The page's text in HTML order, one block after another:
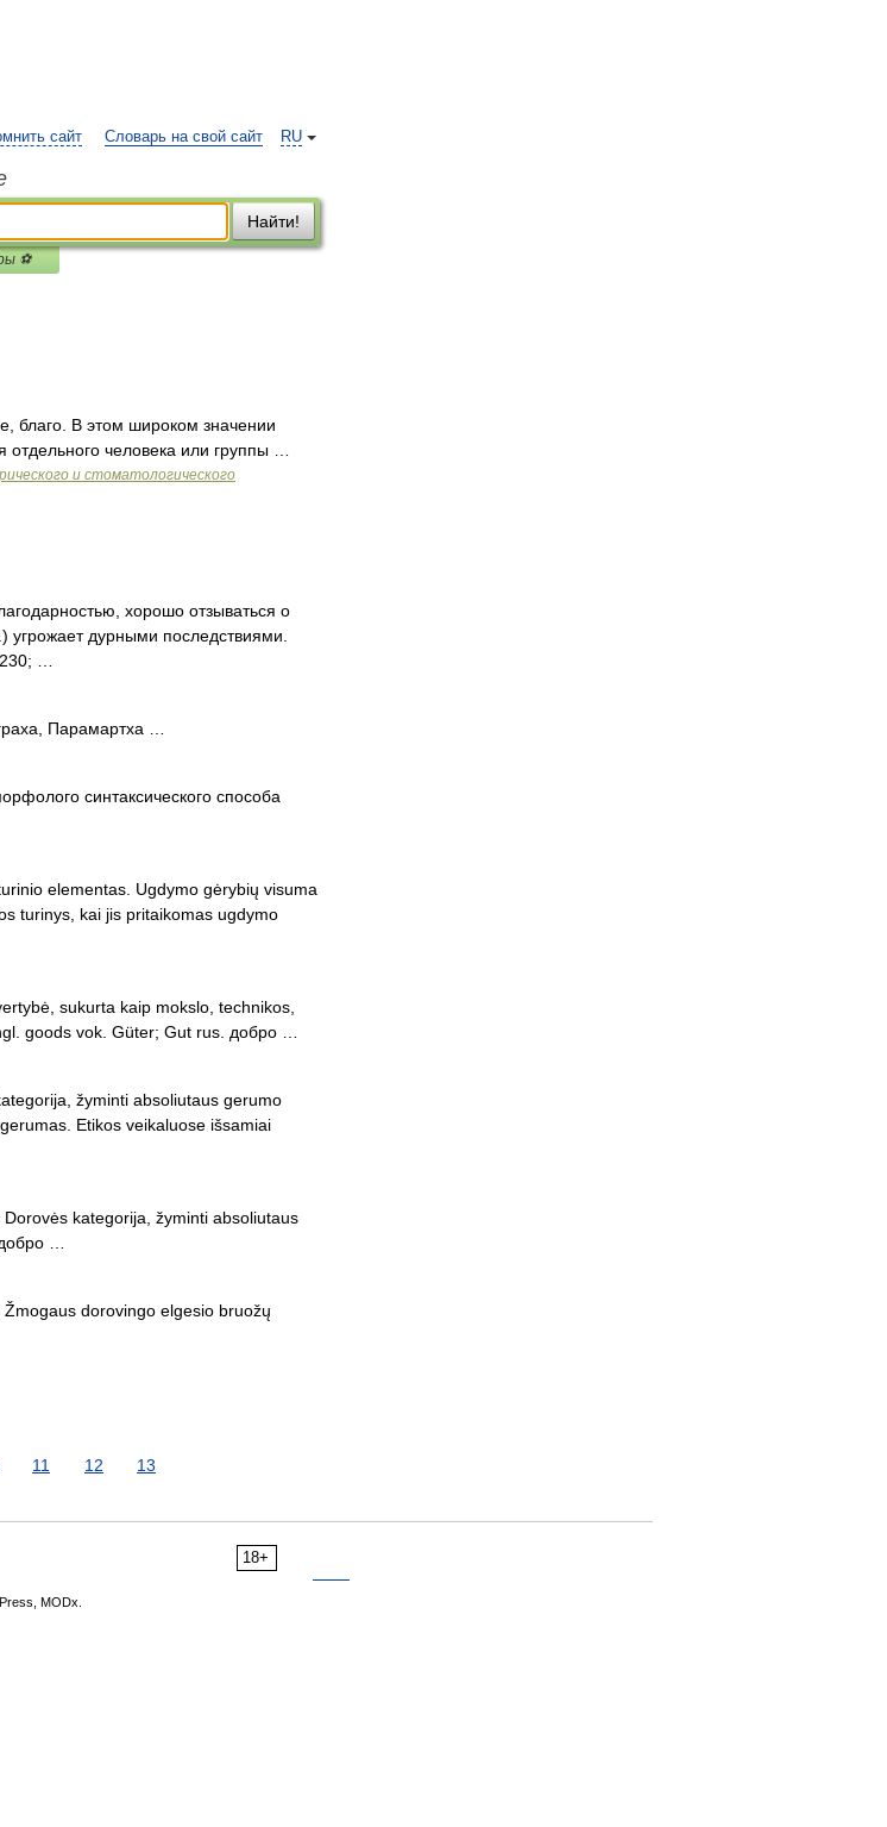
RU
сайт Словарь на свой сайт
Найти!
⚽
благо. В этом широком значении
отдельного человека или группы …
и стоматологического
хорошо отзываться о
угрожает дурными последствиями.
…
Парамартха …
синтаксического способа
elementas. Ugdymo gėrybių visuma
turinys, kai jis pritaikomas ugdymo
sukurta kaip mokslo, technikos,
goods vok. Güter; Gut rus. добро …
žyminti absoliutaus gerumo
Etikos veikaluose išsamiai
kategorija, žyminti absoliutaus
…
dorovingo elgesio bruožų
11 12 13
18+
MODx.